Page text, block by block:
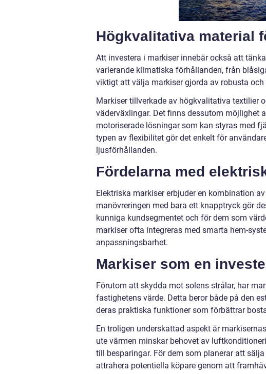
Högkvalitativa material
Att investera i markiser innebär också att
varierande klimatiska förhållanden, från
viktigt att välja markiser gjorda av robusta
Markiser tillverkade av högkvalitativa textilier
väderväxlingar. Det finns dessutom möjlighet
motoriserade lösningar som kan styras med
typen av flexibilitet gör det enkelt för
ljusförhållanden.
Fördelarna med
Elektriska markiser erbjuder en kombination
manövreringen med bara ett knapptryck gör
kunniga kundsegmentet och för dem som
markiser ofta integreras med smarta hem-
anpassningsbarhet.
Markiser som en
Förutom att skydda mot solens strålar, har
fastighetens värde. Detta beror både på den
deras praktiska funktioner som förbättrar
En troligen underskattad aspekt är
ute värmen minskar behovet av
till besparingar. För dem som planerar att
attrahera potentiella köpare genom att